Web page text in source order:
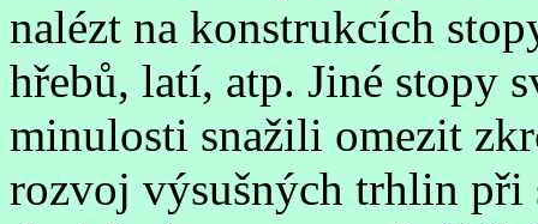
nalézt na konstrukcích
hřebů, latí, atp. Jiné stopy
minulosti snažili omezit
rozvoj výsušných trhlin při